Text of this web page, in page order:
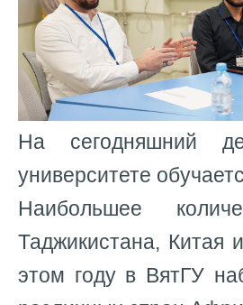
На сегодняшний
университете
Наибольшее
Таджикистана, Китая
этом году в ВятГУ